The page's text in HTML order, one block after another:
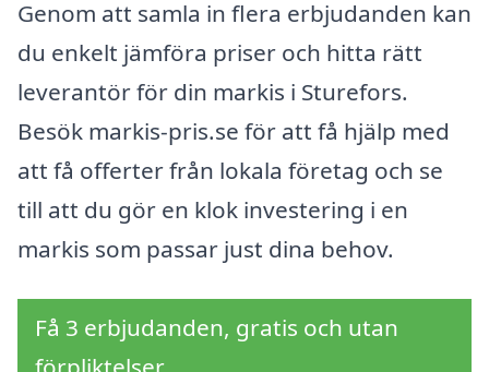
Genom att samla in flera erbjudanden kan
du enkelt jämföra priser och hitta rätt
leverantör för din markis i Sturefors.
Besök markis-pris.se för att få hjälp med
att få offerter från lokala företag och se
till att du gör en klok investering i en
markis som passar just dina behov.
Få 3 erbjudanden, gratis och utan